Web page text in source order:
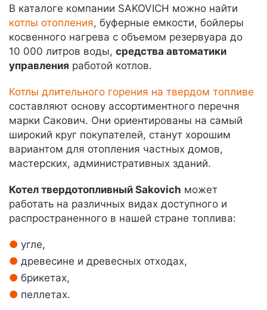
В каталоге компании SAKOVICH можно найти
котлы отопления, буферные емкости, бойлеры
косвенного нагрева с объемом резервуара до
10 000 литров воды, средства автоматики
управления работой котлов.
Котлы длительного горения на твердом топливе
составляют основу ассортиментного перечня
марки Сакович. Они ориентированы на самый
широкий круг покупателей, станут хорошим
вариантом для отопления частных домов,
мастерских, административных зданий.
Котел твердотопливный Sakovich может
работать на различных видах доступного и
распространенного в нашей стране топлива:
угле,
древесине и древесных отходах,
брикетах,
пеллетах.